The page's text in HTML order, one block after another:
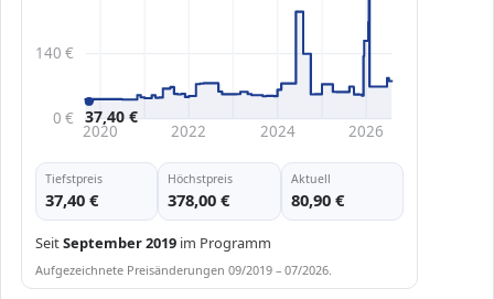
0 €
140 €
2020 2022 2024 2026
37,40 €
Tiefstpreis
37,40 €
Höchstpreis
378,00 €
Aktuell
80,90 €
SeitSeptember 2019 im Programm
Aufgezeichnete Preisänderungen 09/2019 – 07/2026.